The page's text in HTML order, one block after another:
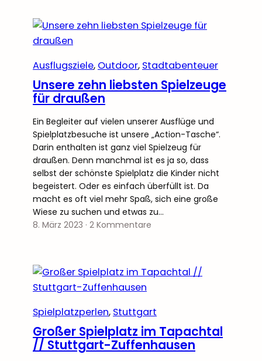
Ausflugsziele, Outdoor, Stadtabenteuer
Unsere zehn liebsten Spielzeuge
für draußen
Ein Begleiter auf vielen unserer Ausflüge und
Spielplatzbesuche ist unsere „Action-Tasche“.
Darin enthalten ist ganz viel Spielzeug für
draußen. Denn manchmal ist es ja so, dass
selbst der schönste Spielplatz die Kinder nicht
begeistert. Oder es einfach überfüllt ist. Da
macht es oft viel mehr Spaß, sich eine große
Wiese zu suchen und etwas zu…
8. März 2023 · 2 Kommentare
Spielplatzperlen, Stuttgart
Großer Spielplatz im Tapachtal
// Stuttgart-Zuffenhausen